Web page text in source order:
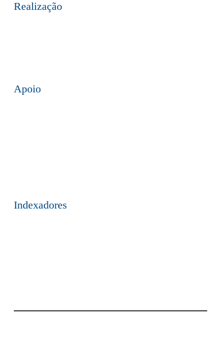
Realização
Apoio
Indexadores